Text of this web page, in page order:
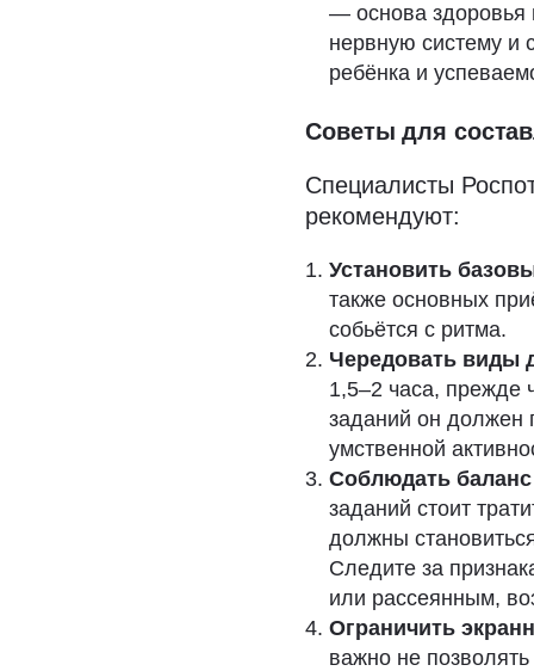
— основа здоровья
нервную систему и
ребёнка и
Советы для
Специалисты
рекомендуют:
Установить
также основных
собьётся с ритма.
Чередовать виды
1,5–2 часа, прежде
заданий он должен
умственной
Соблюдать баланс
заданий стоит
должны
Следите за
или рассеянным,
Ограничить
важно не